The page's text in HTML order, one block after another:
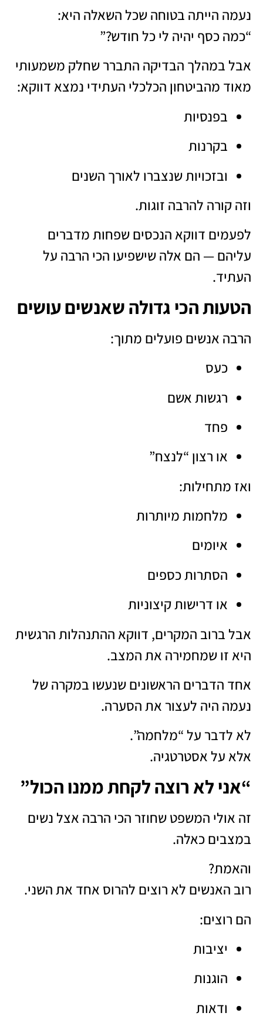
נעמה הייתה בטוחה שכל השאלה היא:
“כמה כסף יהיה לי כל חודש?”
אבל במהלך הבדיקה התברר שחלק משמעותי
מאוד מהביטחון הכלכלי העתידי נמצא דווקא:
בפנסיות
בקרנות
ובזכויות שנצברו לאורך השנים
וזה קורה להרבה זוגות.
לפעמים דווקא הנכסים שפחות מדברים
עליהם — הם אלה שישפיעו הכי הרבה על
העתיד.
הטעות הכי גדולה שאנשים עושים
הרבה אנשים פועלים מתוך:
כעס
רגשות אשם
פחד
או רצון “לנצח”
ואז מתחילות:
מלחמות מיותרות
איומים
הסתרות כספים
או דרישות קיצוניות
אבל ברוב המקרים, דווקא ההתנהלות הרגשית
היא זו שמחמירה את המצב.
אחד הדברים הראשונים שנעשו במקרה של
נעמה היה לעצור את הסערה.
לא לדבר על “מלחמה”.
אלא על אסטרטגיה.
“אני לא רוצה לקחת ממנו הכול”
זה אולי המשפט שחוזר הכי הרבה אצל נשים
במצבים כאלה.
והאמת?
רוב האנשים לא רוצים להרוס אחד את השני.
הם רוצים:
יציבות
הוגנות
ודאות